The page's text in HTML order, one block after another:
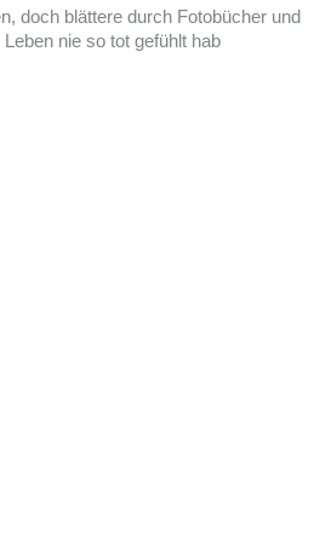
doch blättere durch Fotobücher und
nie so tot gefühlt hab